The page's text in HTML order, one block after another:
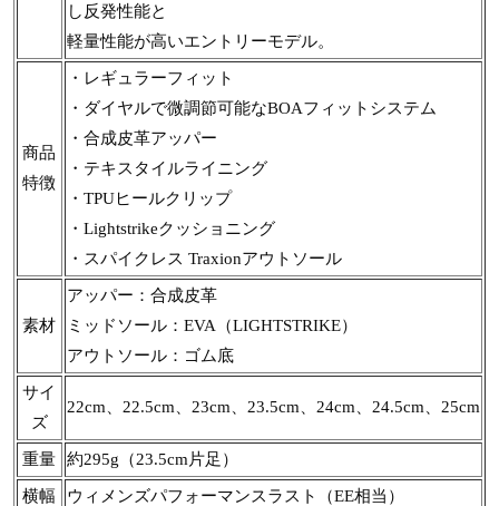
し反発性能と
軽量性能が高いエントリーモデル。
商品
特徴
・レギュラーフィット
・ダイヤルで微調節可能なBOAフィットシステム
・合成皮革アッパー
・テキスタイルライニング
・TPUヒールクリップ
・Lightstrikeクッショニング
・スパイクレス Traxionアウトソール
素材
アッパー：合成皮革
ミッドソール：EVA（LIGHTSTRIKE）
アウトソール：ゴム底
サイ
ズ
22cm、22.5cm、23cm、23.5cm、24cm、24.5cm、25cm
重量 約295g（23.5cm片足）
横幅 ウィメンズパフォーマンスラスト（EE相当）